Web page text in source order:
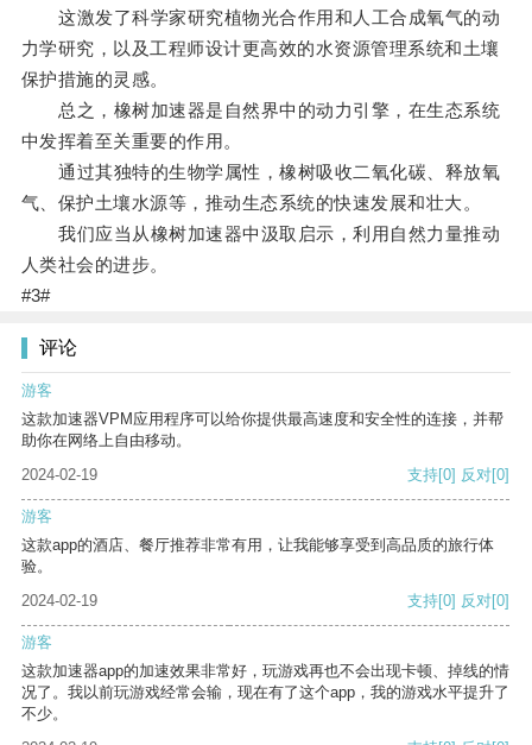
这激发了科学家研究植物光合作用和人工合成氧气的动
力学研究，以及工程师设计更高效的水资源管理系统和土壤
保护措施的灵感。
总之，橡树加速器是自然界中的动力引擎，在生态系统
中发挥着至关重要的作用。
通过其独特的生物学属性，橡树吸收二氧化碳、释放氧
气、保护土壤水源等，推动生态系统的快速发展和壮大。
我们应当从橡树加速器中汲取启示，利用自然力量推动
人类社会的进步。
#3#
评论
游客
这款加速器VPM应用程序可以给你提供最高速度和安全性的连接，并帮
助你在网络上自由移动。
2024-02-19
支持[0] 反对[0]
游客
这款app的酒店、餐厅推荐非常有用，让我能够享受到高品质的旅行体
验。
2024-02-19
支持[0] 反对[0]
游客
这款加速器app的加速效果非常好，玩游戏再也不会出现卡顿、掉线的情
况了。我以前玩游戏经常会输，现在有了这个app，我的游戏水平提升了
不少。